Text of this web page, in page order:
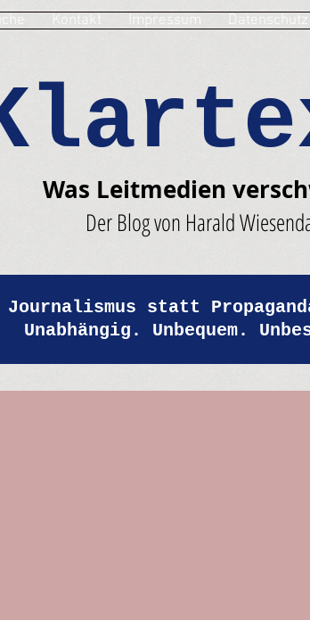
Kontakt Impressum Datenschutz
Was Leitmedien
Der Blog von Harald
statt
Unabhängig. Unbequem.